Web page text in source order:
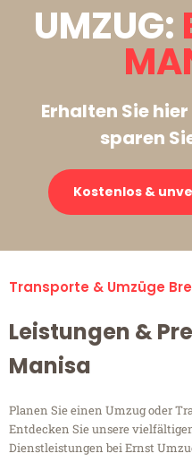
UMZUG:
Erhalten Sie
sparen
Kostenlos &
Transporte & Umzüge
Leistungen &
Manisa
Planen Sie einen Umzug oder
Entdecken Sie unsere
Dienstleistungen bei Ernst